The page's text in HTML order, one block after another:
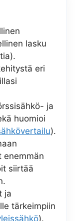
lasku
eri
ja
huomioi
).
enemmän
siirtää
ja
tärkeimpiin
).